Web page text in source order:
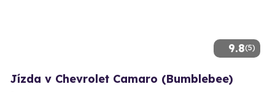
9.8(5)
Jízda v Chevrolet Camaro (Bumblebee)